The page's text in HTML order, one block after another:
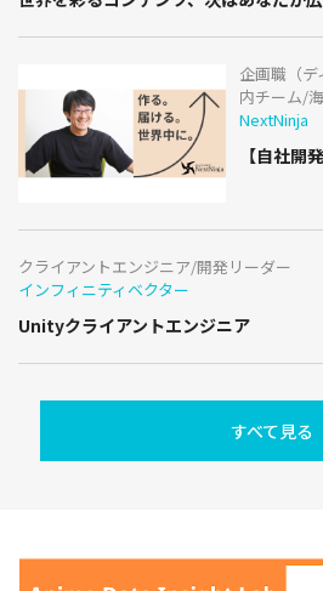
企画職（
内チーム/
NextNinja
【自社開
クライアントエンジニア/開発リーダー
インフィニティベクター
Unityクライアントエンジニア
すべて見る